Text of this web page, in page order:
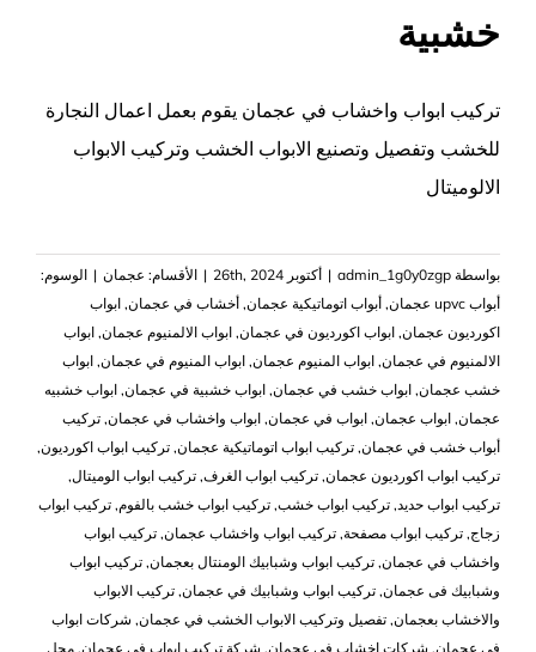
خشبية
تركيب ابواب واخشاب في عجمان يقوم بعمل اعمال النجارة
للخشب وتفصيل وتصنيع الابواب الخشب وتركيب الابواب
الالوميتال
بواسطة admin_1g0y0zgp
| أكتوبر 26th, 2024 | الأقسام: عجمان | الوسوم:
أبواب upvc عجمان
, أبواب اتوماتيكية عجمان, أخشاب في عجمان, ابواب
اكورديون عجمان, ابواب اكورديون في عجمان, ابواب الالمنيوم عجمان, ابواب
الالمنيوم في عجمان, ابواب المنيوم عجمان, ابواب المنيوم في عجمان, ابواب
خشب عجمان, ابواب خشب في عجمان, ابواب خشبية في عجمان, ابواب خشبيه
عجمان, ابواب عجمان, ابواب في عجمان, ابواب واخشاب في عجمان, تركيب
أبواب خشب في عجمان, تركيب ابواب اتوماتيكية عجمان, تركيب ابواب اكورديون,
تركيب ابواب اكورديون عجمان, تركيب ابواب الغرف, تركيب ابواب الوميتال,
تركيب ابواب حديد , تركيب ابواب خشب, تركيب ابواب خشب بالفوم, تركيب ابواب
زجاج, تركيب ابواب مصفحة, تركيب ابواب واخشاب عجمان, تركيب ابواب
واخشاب في عجمان, تركيب ابواب وشبابيك الومنتال بعجمان, تركيب ابواب
وشبابيك فى عجمان, تركيب ابواب وشبابيك في عجمان, تركيب الابواب
والاخشاب بعجمان, تفصيل وتركيب الابواب الخشب في عجمان, شركات ابواب
في عجمان, شركات اخشاب في عجمان, شركة تركيب ابواب في عجمان, محل